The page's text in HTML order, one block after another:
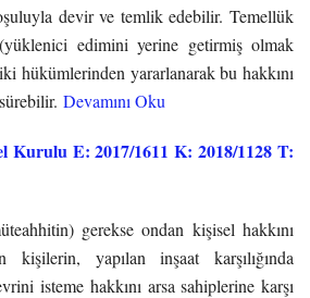
devir ve temlik edebilir. Temellük
edimini yerine getirmiş olmak
hükümlerinden yararlanarak bu hakkını
Devamını Oku
Kurulu E: 2017/1611 K: 2018/1128 T:
gerekse ondan kişisel hakkını
kişilerin, yapılan inşaat karşılığında
isteme hakkını arsa sahiplerine karşı